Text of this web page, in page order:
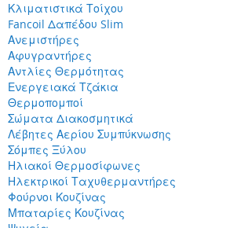
Κλιματιστικά Τοίχου
Fancoil Δαπέδου Slim
Ανεμιστήρες
Αφυγραντήρες
Αντλίες Θερμότητας
Ενεργειακά Τζάκια
Θερμοπομποί
Σώματα Διακοσμητικά
Λέβητες Αερίου Συμπύκνωσης
Σόμπες Ξύλου
Ηλιακοί Θερμοσίφωνες
Ηλεκτρικοί Ταχυθερμαντήρες
Φούρνοι Κουζίνας
Μπαταρίες Κουζίνας